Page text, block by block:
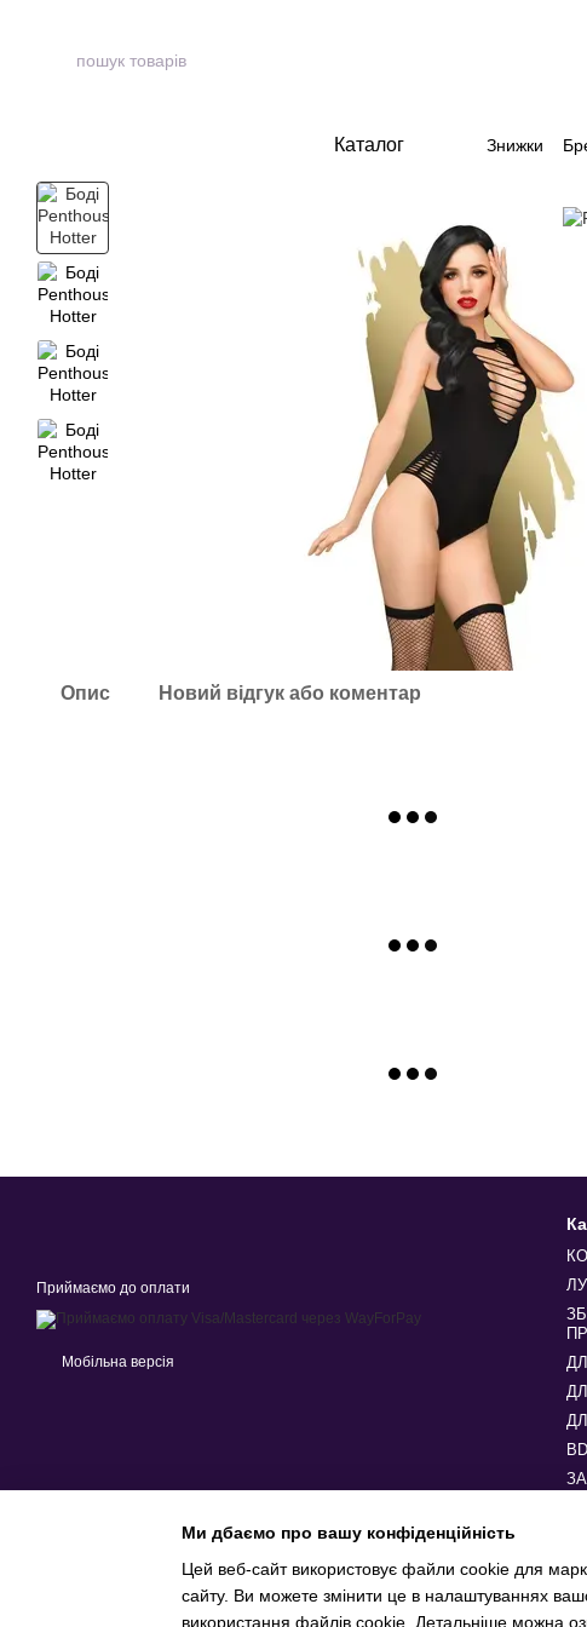
Каталог Знижки
Опис Новий відгук або коментар
Приймаємо до оплати
Мобільна версія
Ми дбаємо про вашу конфіденційність
Цей веб-сайт використовує файли cookie для
сайту. Ви можете змінити це в налаштуваннях
використання файлів cookie. Детальніше можна